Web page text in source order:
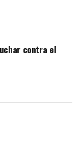
contra el